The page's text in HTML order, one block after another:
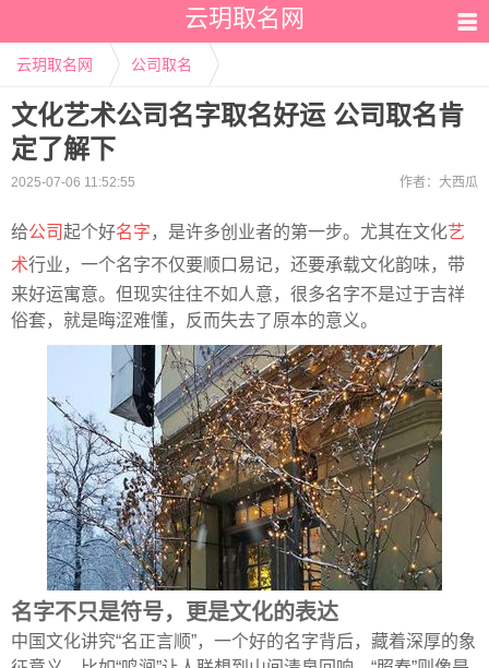
云玥取名网
云玥取名网 公司取名
文化艺术公司名字取名好运 公司取名肯
定了解下
2025-07-06 11:52:55 作者： 大西瓜
给公司起个好名字 ，是许多创业者的第一步。尤其在文化艺
术行业，一个名字不仅要顺口易记，还要承载文化韵味，带
来好运寓意。但现实往往不如人意，很多名字不是过于吉祥
俗套，就是晦涩难懂，反而失去了原本的意义。
名字不只是符号，更是文化的表达
中国文化讲究“名正言顺”，一个好的名字背后，藏着深厚的象